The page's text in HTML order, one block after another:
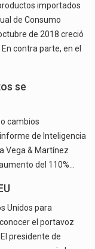
importados
de Consumo
de 2018 creció
contra parte, en el
se
cambios
de Inteligencia
Vega & Martínez
del 110%…
Unidos para
el portavoz
presidente de